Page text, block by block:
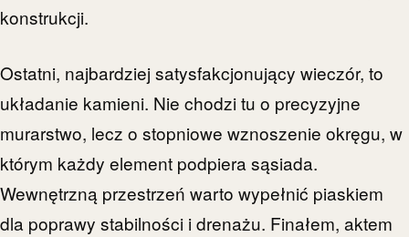
konstrukcji.
Ostatni, najbardziej satysfakcjonujący wieczór, to
układanie kamieni. Nie chodzi tu o precyzyjne
murarstwo, lecz o stopniowe wznoszenie okręgu, w
którym każdy element podpiera sąsiada.
Wewnętrzną przestrzeń warto wypełnić piaskiem
dla poprawy stabilności i drenażu. Finałem, aktem